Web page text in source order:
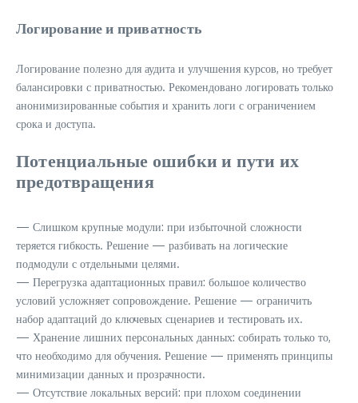
Логирование и приватность
Логирование полезно для аудита и улучшения курсов, но требует
балансировки с приватностью. Рекомендовано логировать только
анонимизированные события и хранить логи с ограничением
срока и доступа.
Потенциальные ошибки и пути их
предотвращения
— Слишком крупные модули: при избыточной сложности
теряется гибкость. Решение — разбивать на логические
подмодули с отдельными целями.
— Перегрузка адаптационных правил: большое количество
условий усложняет сопровождение. Решение — ограничить
набор адаптаций до ключевых сценариев и тестировать их.
— Хранение лишних персональных данных: собирать только то,
что необходимо для обучения. Решение — применять принципы
минимизации данных и прозрачности.
— Отсутствие локальных версий: при плохом соединении